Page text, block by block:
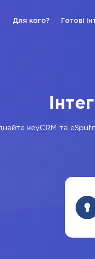
Для кого? Готові
keyCRM та